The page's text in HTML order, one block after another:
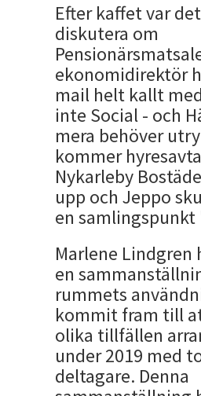
Efter kaffet var
diskutera om
ekonomidirektör
mail helt kallt
inte Social - och
mera behöver
kommer
Nykarleby
upp och Jeppo
en samlingspunkt
Marlene Lindgren
en
rummets
kommit fram till
olika tillfällen
under 2019 med
deltagare. Denna